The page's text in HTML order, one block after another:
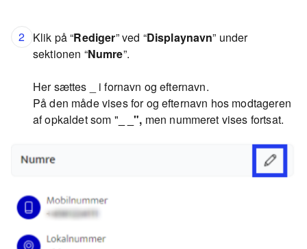
2 Klik på “Rediger” ved “Displaynavn” under
sektionen “Numre”.
Her sættes _ i fornavn og efternavn.
På den måde vises for og efternavn hos modtageren
af opkaldet som " _ _", men nummeret vises fortsat.